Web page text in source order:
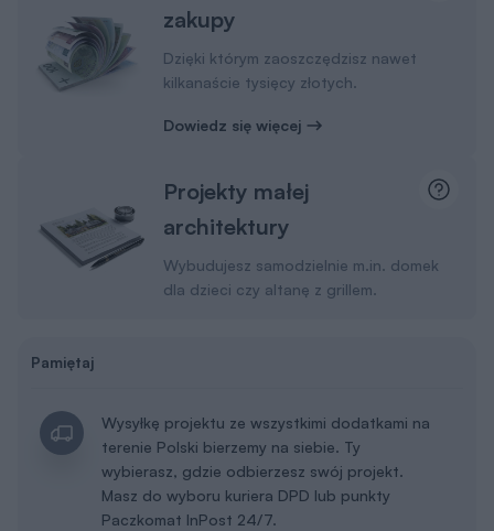
zakupy
Dzięki którym zaoszczędzisz nawet
kilkanaście tysięcy złotych.
Dowiedz się więcej
Projekty małej
architektury
Wybudujesz samodzielnie m.in. domek
dla dzieci czy altanę z grillem.
Pamiętaj
Wysyłkę projektu ze wszystkimi dodatkami na
terenie Polski bierzemy na siebie. Ty
wybierasz, gdzie odbierzesz swój projekt.
Masz do wyboru kuriera DPD lub punkty
Paczkomat InPost 24/7.